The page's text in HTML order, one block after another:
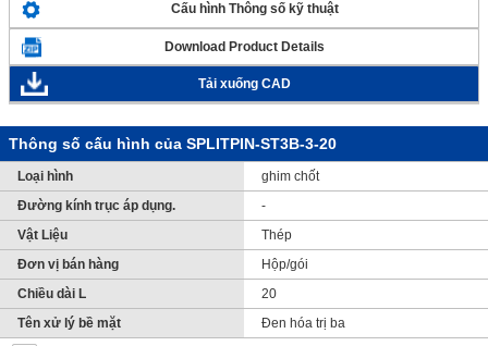
Cấu hình Thông số kỹ thuật
Download Product Details
Tải xuống CAD
Thông số cấu hình của SPLITPIN-ST3B-3-20
Loại hình
ghim chốt
Đường kính trục áp dụng.
-
Vật Liệu
Thép
Đơn vị bán hàng
Hộp/gói
Chiều dài L
20
Tên xử lý bề mặt
Đen hóa trị ba